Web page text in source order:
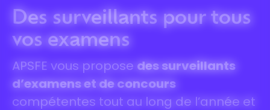
Des surveillants pour tous
vos examens
APSFE vous propose des surveillants
d’examens et de concours
compétentes tout au long de l’année et